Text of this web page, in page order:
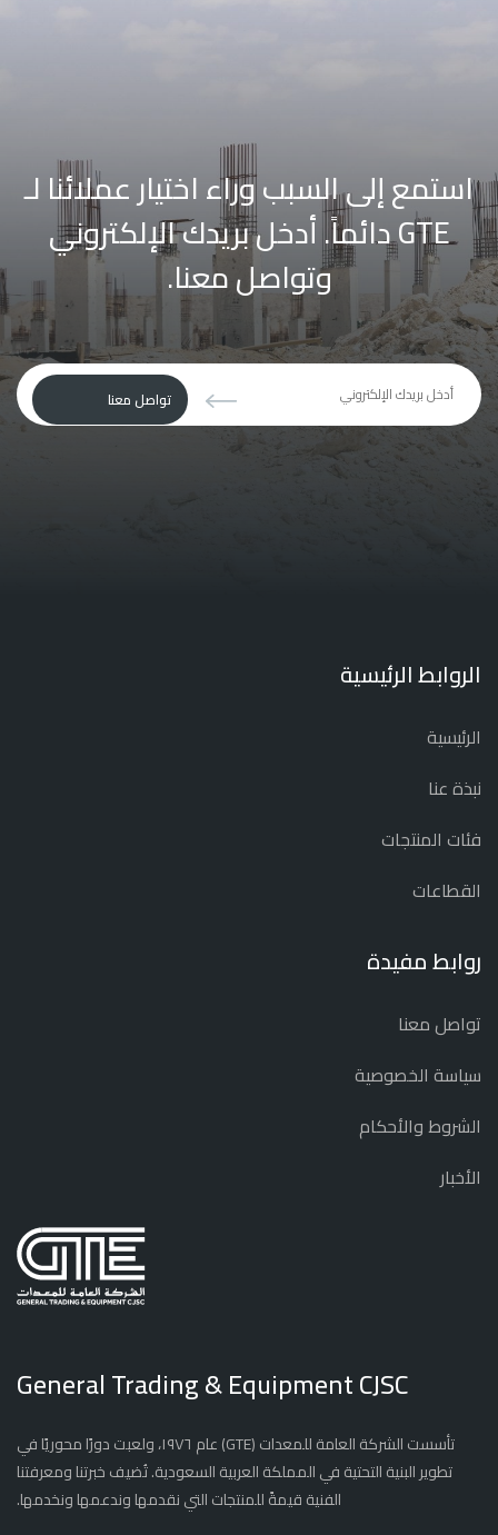
استمع إلى السبب وراء اختيار عملائنا لـ
GTE دائماً.
أدخل بريدك الإلكتروني
وتواصل معنا.
تواصل معنا
يجب
ترك
هذا
الحقل
الروابط الرئيسية
الرئيسية
نبذة عنا
فئات المنتجات
القطاعات
روابط مفيدة
تواصل معنا
سياسة الخصوصية
الشروط والأحكام
الأخبار
General Trading & Equipment CJSC
تأسست الشركة العامة للمعدات (GTE) عام ١٩٧٦، ولعبت دورًا محوريًا في
تطوير البنية التحتية في المملكة العربية السعودية. تُضيف خبرتنا ومعرفتنا
الفنية قيمةً للمنتجات التي نقدمها وندعمها ونخدمها.